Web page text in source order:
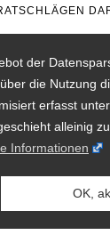
der
die Nutzung
erfasst
alleinig
Informationen
OK,